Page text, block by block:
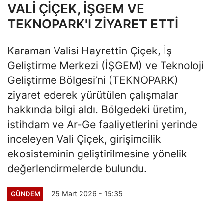
VALİ ÇİÇEK, İŞGEM VE
TEKNOPARK'I ZİYARET ETTİ
Karaman Valisi Hayrettin Çiçek, İş
Geliştirme Merkezi (İŞGEM) ve Teknoloji
Geliştirme Bölgesi’ni (TEKNOPARK)
ziyaret ederek yürütülen çalışmalar
hakkında bilgi aldı. Bölgedeki üretim,
istihdam ve Ar-Ge faaliyetlerini yerinde
inceleyen Vali Çiçek, girişimcilik
ekosisteminin geliştirilmesine yönelik
değerlendirmelerde bulundu.
GÜNDEM 25 Mart 2026 - 15:35